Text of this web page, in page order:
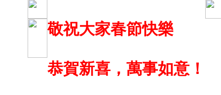
敬祝大家春節快樂
恭賀新喜，萬事如意！